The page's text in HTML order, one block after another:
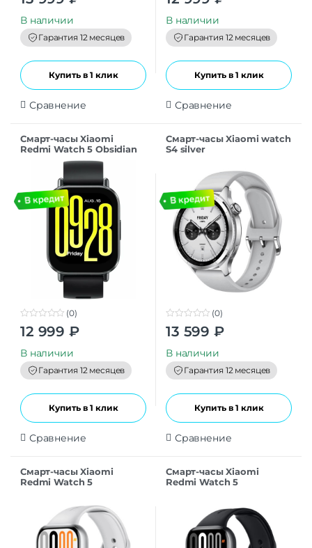
t
o
f
5
В наличии
Гарантия 12 месяцев
Купить в 1 клик
Сравнение
t
o
f
5
В наличии
Гарантия 12 месяцев
Купить в 1 клик
Сравнение
Смарт-часы Xiaomi
Redmi Watch 5 Obsidian
Black РСТ
0
t
o
f
5
(0)
12 999 ₽
В наличии
Гарантия 12 месяцев
Купить в 1 клик
Сравнение
Смарт-часы Xiaomi watch
S4 silver
0
t
o
f
5
(0)
13 599 ₽
В наличии
Гарантия 12 месяцев
Купить в 1 клик
Сравнение
Смарт-часы Xiaomi
Redmi Watch 5
Смарт-часы Xiaomi
Redmi Watch 5